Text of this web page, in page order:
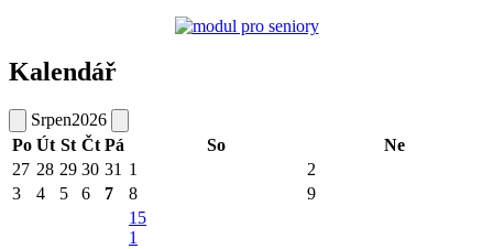
Kalendář
Srpen2026
Po Út St Čt Pá So
Ne
27 28 29 30 31 1
2
3
4 5 6 7 8 9
15
1